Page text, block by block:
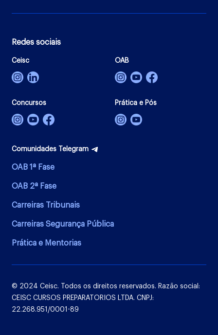
Redes sociais
Ceisc OAB
Concursos Prática e Pós
Comunidades Telegram
OAB 1ª Fase
OAB 2ª Fase
Carreiras Tribunais
Carreiras Segurança Pública
Prática e Mentorias
© 2024 Ceisc. Todos os direitos reservados. Razão social:
CEISC CURSOS PREPARATORIOS LTDA. CNPJ:
22.268.951/0001-89